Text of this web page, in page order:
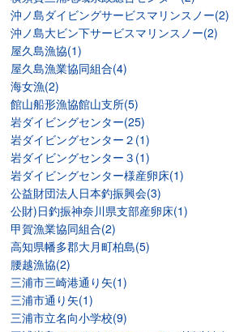
沖ノ島ダイビングサービスマリンスノー(2)
沖ノ島大ビン下サービスマリンスノー(2)
屋久島漁協(1)
屋久島漁業協同組合(4)
海女漁(2)
館山船形漁協館山支所(5)
岩ダイビングセンター(25)
岩ダイビングセンター２(1)
岩ダイビングセンター３(1)
岩ダイビングセンター様産卵床(1)
公益財団法人日本釣振興会(3)
公財)日釣振神奈川県支部産卵床(1)
甲賀漁業協同組合(2)
高知県幡多郡大月町柏島(5)
腰越漁協(2)
三浦市三崎港通り矢(1)
三浦市通り矢(1)
三浦市立名向小学校(9)